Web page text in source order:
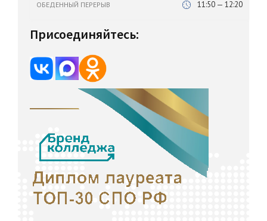
ОБЕДЕННЫЙ ПЕРЕРЫВ 11:50 — 12:20
Присоединяйтесь: